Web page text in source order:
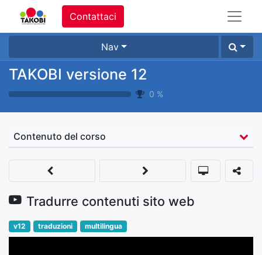
Contattaci
Nav
TAKOBI versione 12
0 %
Contenuto del corso
Tradurre contenuti sito web
v12 traduzioni multilingua